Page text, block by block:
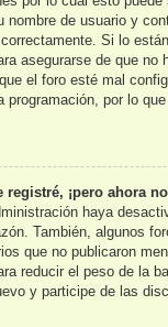
nombre de usuario y
Si lo
asegurarse de que no
el foro esté mal
programación, por lo
registré, ¡pero ahora
haya
También, algunos
que no publicaron
reducir el peso de la
y participe de las